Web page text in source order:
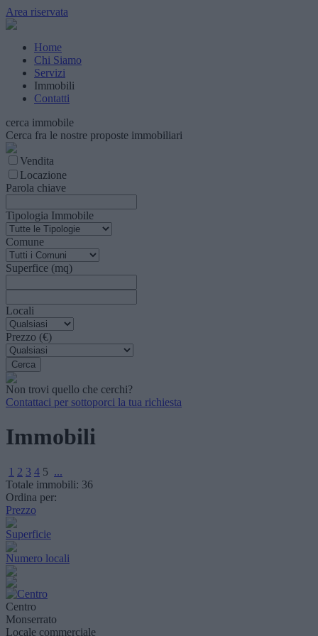
Area riservata
Home
Chi Siamo
Servizi
Immobili
Contatti
cerca immobile
Cerca fra le nostre proposte immobiliari
Vendita
Locazione
Parola chiave
Tipologia Immobile
Comune
Superfice (mq)
Locali
Prezzo (€)
Non trovi quello che cerchi?
Contattaci per sottoporci la tua richiesta
Immobili
1 2 3 4 5 ...
Totale immobili: 36
Ordina per:
Prezzo
Superficie
Numero locali
Centro
Monserrato
Locale commerciale